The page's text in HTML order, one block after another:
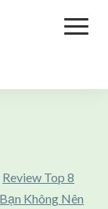
Review Top 8
Không Nên